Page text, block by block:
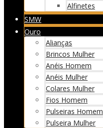
Alfinetes
SMW
Ouro
Alianças
Brincos Mulher
Anéis Homem
Anéis Mulher
Colares Mulher
Fios Homem
Pulseiras Homem
Pulseira Mulher